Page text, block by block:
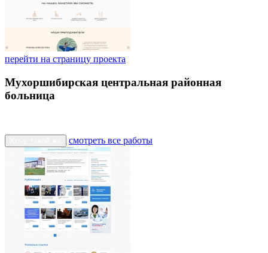
перейти на страницу проекта
Мухоршибирская центральная районная
больница
смотреть все работы